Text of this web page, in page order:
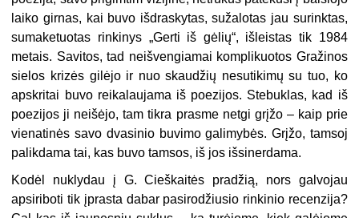
laiko girnas, kai buvo išdraskytas, sužalotas jau surinktas,
sumaketuotas rinkinys „Gerti iš gėlių“, išleistas tik 1984
metais. Savitos, tad neišvengiamai komplikuotos Gražinos
sielos krizės gilėjo ir nuo skaudžių nesutikimų su tuo, ko
apskritai buvo reikalaujama iš poezijos. Stebuklas, kad iš
poezijos ji neišėjo, tam tikra prasme netgi grįžo – kaip prie
vienatinės savo dvasinio buvimo galimybės. Grįžo, tamsoj
palikdama tai, kas buvo tamsos, iš jos išsinerdama.
Kodėl nuklydau į G. Cieškaitės pradžią, nors galvojau
apsiriboti tik įprasta dabar pasirodžiusio rinkinio recenzija?